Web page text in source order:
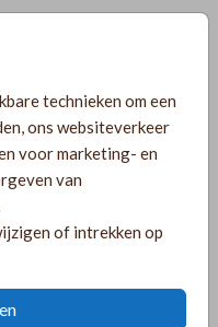
technieken om een
ons websiteverkeer
voor marketing- en
van
of intrekken op
een
als originele save the
getuige of
aandenken
en een